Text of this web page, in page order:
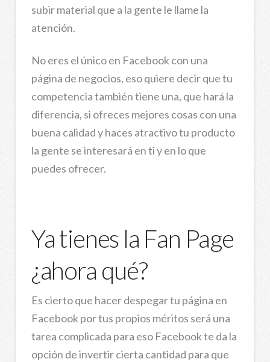
subir material que a la gente le llame la
atención.
No eres el único en Facebook con una
página de negocios, eso quiere decir que tu
competencia también tiene una, que hará la
diferencia, si ofreces mejores cosas con una
buena calidad y haces atractivo tu producto
la gente se interesará en ti y en lo que
puedes ofrecer.
Ya tienes la Fan Page
¿ahora qué?
Es cierto que hacer despegar tu página en
Facebook por tus propios méritos será una
tarea complicada para eso Facebook te da la
opción de invertir cierta cantidad para que